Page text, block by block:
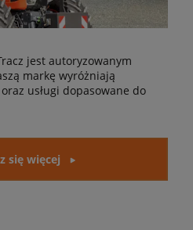
jest autoryzowanym
markę wyróżniają
usługi dopasowane do
się więcej